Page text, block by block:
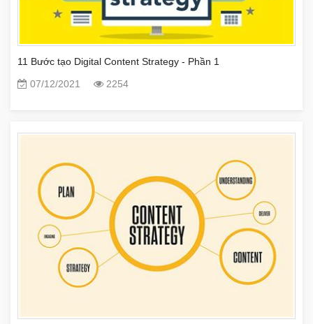
11 Bước tạo Digital Content Strategy - Phần 1
07/12/2021
2254